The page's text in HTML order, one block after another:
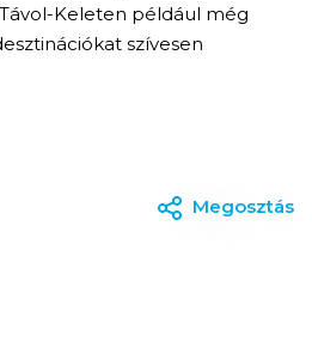
Keleten például még
szívesen
Megosztás